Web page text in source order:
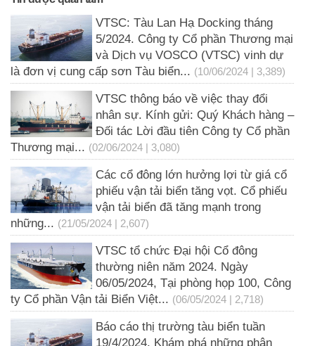
VTSC: Tàu Lan Hạ Docking tháng
5/2024. Công ty Cổ phần Thương mại
và Dịch vụ VOSCO (VTSC) vinh dự
là đơn vị cung cấp sơn Tàu biển... (10/06/2024 | 3,389)
VTSC thông báo về việc thay đổi
nhân sự. Kính gửi: Quý Khách hàng –
Đối tác Lời đầu tiên Công ty Cổ phần
Thương mại... (02/06/2024 | 3,080)
Các cổ đông lớn hưởng lợi từ giá cổ
phiếu vận tải biển tăng vọt. Cổ phiếu
vận tải biển đã tăng mạnh trong
những... (21/05/2024 | 2,607)
VTSC tổ chức Đại hội Cổ đông
thường niên năm 2024. Ngày
06/05/2024, Tại phòng họp 100, Công
ty Cổ phần Vận tải Biển Việt... (06/05/2024 | 2,718)
Báo cáo thị trường tàu biển tuần
19/4/2024. Khám phá những phân